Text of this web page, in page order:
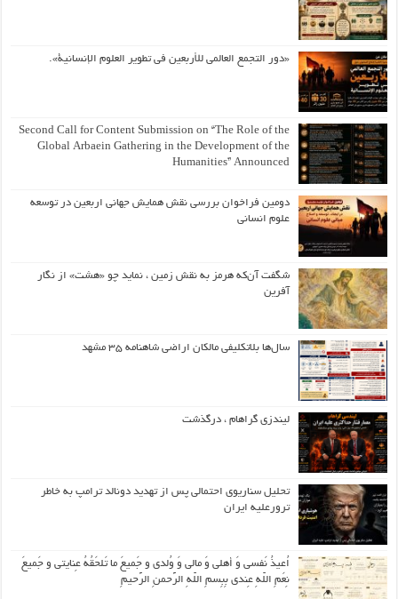
«دور التجمع العالمي للأربعين في تطوير العلوم الإنسانية».
Second Call for Content Submission on “The Role of the
Global Arbaein Gathering in the Development of the
Humanities” Announced
دومین فراخوان بررسی نقش همایش جهانی اربعین در توسعه
علوم انسانی
شگفت آن‌که هرمز به نقش زمین ، نماید چو «هشت» از نگار
آفرین
سال‌ها بلاتکلیفی مالکان اراضی شاهنامه ۳۵ مشهد
لیندزی گراهام ، درگذشت
تحلیل سناریوی احتمالی پس از تهدید دونالد ترامپ به خاطر
ترورعلیه ایران
اُعیذُ نَفسی وَ أهلی وَ مالی وَ وُلدی و جَمیعَ ما تَلحَقُهُ عِنایتی و جَمیعَ
نِعَمِ اللّهِ عِندی بِبِسمِ اللّهِ الرَّحمنِ الرَّحیمِ